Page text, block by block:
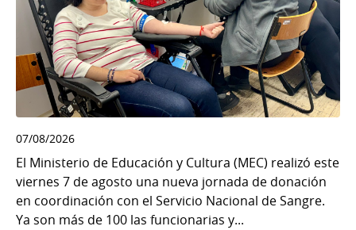
07/08/2026
El Ministerio de Educación y Cultura (MEC) realizó este
viernes 7 de agosto una nueva jornada de donación
en coordinación con el Servicio Nacional de Sangre.
Ya son más de 100 las funcionarias y...